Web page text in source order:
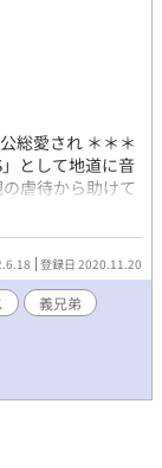
総愛され ＊＊＊
として地道に音
虐待から助けて
だ光は、生まれ
がらも、光を過
ある日四つ葉の
したくて自分も
な身体は悲鳴を
して、互いの手
春物語。 ★★★
語を収録して
電子書籍）の
バレも含まれま
」とは同じ時系
登録日 2020.11.20
義兄弟